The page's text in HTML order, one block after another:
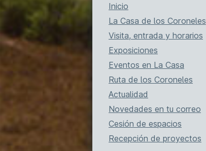
Inicio
La Casa de los Coroneles
Visita, entrada y horarios
Exposiciones
Eventos en La Casa
Ruta de los Coroneles
Actualidad
Novedades en tu correo
Cesión de espacios
Recepción de proyectos